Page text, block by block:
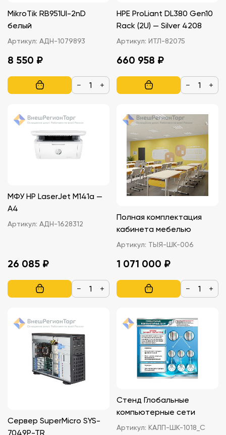
MikroTik RB951UI-2nD
белый
Артикул: АДН-1079893
8 550 ₽
− +
HPE ProLiant DL380 Gen10
Rack (2U) — Silver 4208
Артикул: ИТЛ-82075
660 958 ₽
− +
МФУ HP LaserJet M141a —
A4
Артикул: АДН-1628312
26 085 ₽
− +
Полная комплектация
кабинета мебелью
Артикул: ТЫЯ-ШК-006
1 071 000 ₽
− +
Сервер SuperMicro SYS-
7049P-TR
Стенд Глобальные
компьютерные сети
Артикул: КАЛП-ШК-1018_С